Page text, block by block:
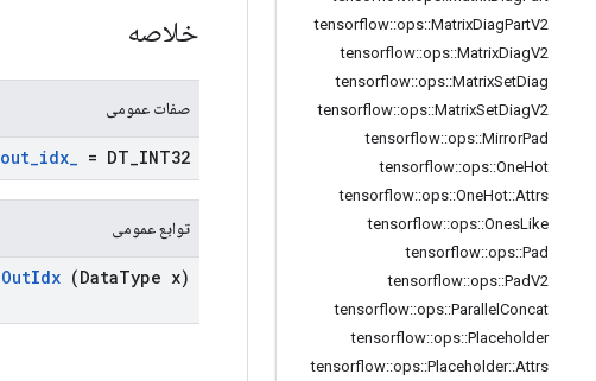
tensorflow::ops::MatrixDiagPartV2
tensorflow::ops::MatrixDiagV2
tensorflow::ops::MatrixSetDiag
tensorflow::ops::MatrixSetDiagV2
tensorflow::ops::MirrorPad
tensorflow::ops::OneHot
tensorflow::ops::OneHot::Attrs
tensorflow::ops::OnesLike
tensorflow::ops::Pad
tensorflow::ops::PadV2
tensorflow::ops::Parallel Concat
tensorflow::ops::Placeholder
tensorflow::ops::Placeholder::Attrs
خلاصه
صفات عمومی
out_idx_ = DT INT32
توابع عمومی
OutIdx (DataType x)